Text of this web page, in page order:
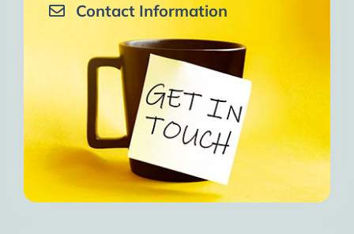
Contact Information